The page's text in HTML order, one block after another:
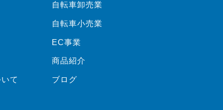
て
自転車卸売業
自転車小売業
EC事業
商品紹介
ブログ